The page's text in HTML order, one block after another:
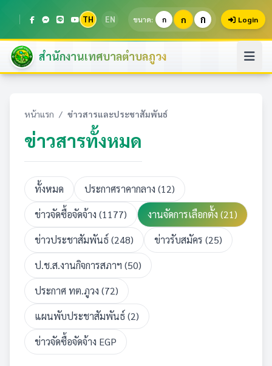
TH EN ขนาด: ก ก ก Login
สำนักงานเทศบาลตำบลภูวง
หน้าแรก / ข่าวสารและประชาสัมพันธ์
ข่าวสารทั้งหมด
ทั้งหมด
ประกาศราคากลาง (12)
ข่าวจัดซื้อจัดจ้าง (1177)
งานจัดการเลือกตั้ง (21)
ข่าวประชาสัมพันธ์ (248)
ข่าวรับสมัคร (25)
ป.ช.ส.งานกิจการสภาฯ (50)
ประกาศ ทต.ภูวง (72)
แผนพับประชาสัมพันธ์ (2)
ข่าวจัดซื้อจัดจ้าง EGP